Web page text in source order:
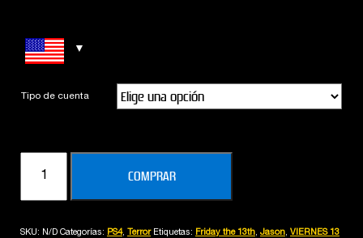
Tipo de cuenta
13th:
COMPRAR
SKU: N/D Categorías: PS4, Terror Etiquetas: Friday the 13th, Jason, VIERNES 13